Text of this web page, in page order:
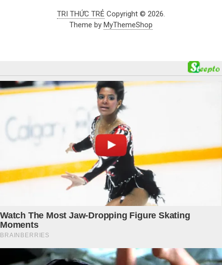
TRI THỨC TRẺ Copyright © 2026.
Theme by MyThemeShop